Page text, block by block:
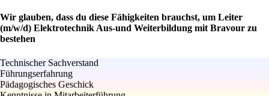
Wir glauben, dass du diese Fähigkeiten brauchst, um Leiter
(m/w/d) Elektrotechnik Aus-und Weiterbildung mit Bravour zu
bestehen
Technischer Sachverstand
Führungserfahrung
Pädagogisches Geschick